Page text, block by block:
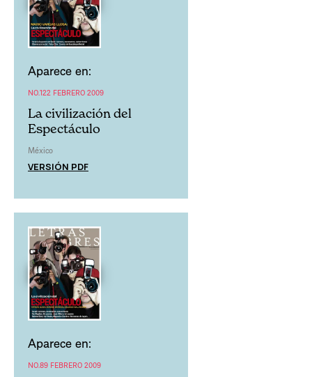
Aparece en:
NO.122 FEBRERO 2009
La civilización del
Espectáculo
México
VERSIÓN PDF
Aparece en:
NO.89 FEBRERO 2009